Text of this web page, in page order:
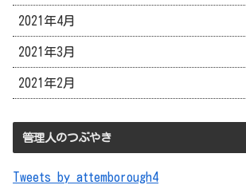
2021年4月
2021年3月
2021年2月
管理人のつぶやき
Tweets by attemborough4